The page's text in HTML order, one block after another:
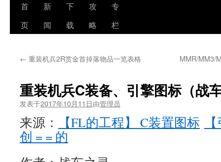
首
页
新
闻
下
载
攻
略
专
栏
← 重装机兵2R赏金首掉落物品一览表格 MMR/MM3/
重装机兵C装备、引擎图标（战
发表于2017年10月11日由管理员
来源： 【FL的工程】 C装置图标
创 = = 的